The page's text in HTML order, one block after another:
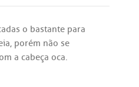
o bastante para
, porém não se
a cabeça oca.